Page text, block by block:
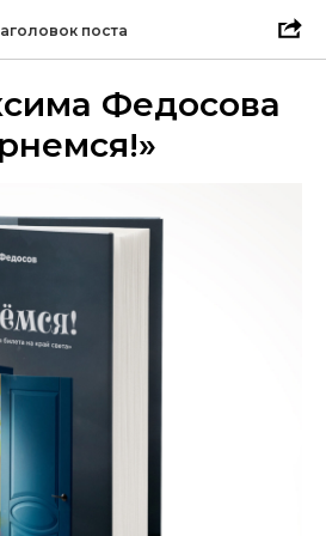
поста
Федосова